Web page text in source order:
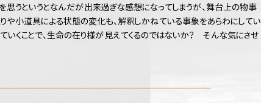
うというとなんだが出来過ぎな感想になってしまうが、舞台上の物事
や小道具による状態の変化も、解釈しかねている事象をあらわにしてい
いくことで、生命の在り様が見えてくるのではないか？ そんな気にさせ